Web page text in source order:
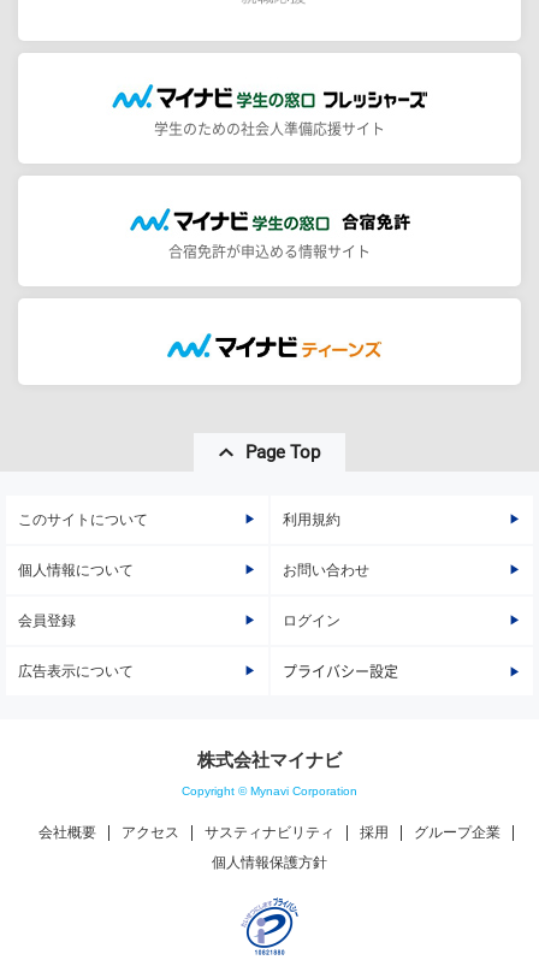
学生のための社会人準備応援サイト
合宿免許が申込める情報サイト
Page Top
このサイトについて 利用規約
個人情報について お問い合わせ
会員登録 ログイン
広告表示について プライバシー設定
株式会社マイナビ
Copyright © Mynavi Corporation
会社概要 アクセス サスティナビリティ 採用
グループ企業
個人情報保護方針